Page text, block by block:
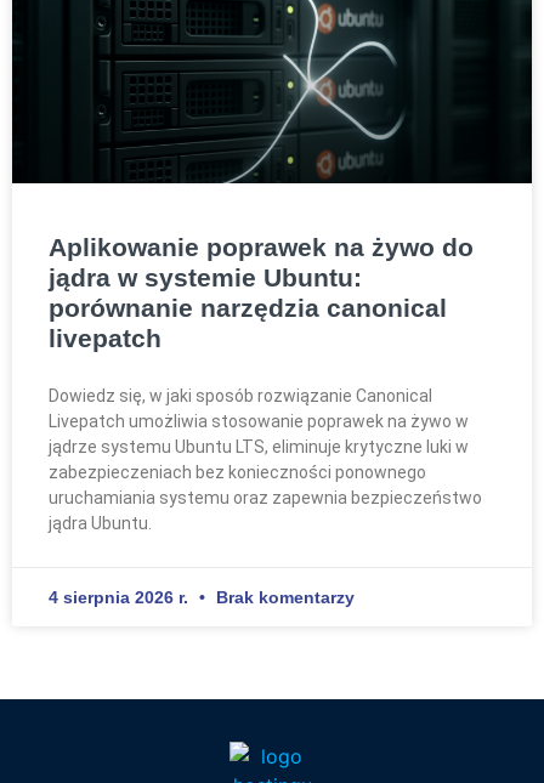
Aplikowanie poprawek na żywo do
jądra w systemie Ubuntu:
porównanie narzędzia canonical
livepatch
Dowiedz się, w jaki sposób rozwiązanie Canonical
Livepatch umożliwia stosowanie poprawek na żywo w
jądrze systemu Ubuntu LTS, eliminuje krytyczne luki w
zabezpieczeniach bez konieczności ponownego
uruchamiania systemu oraz zapewnia bezpieczeństwo
jądra Ubuntu.
4 sierpnia 2026 r. Brak komentarzy